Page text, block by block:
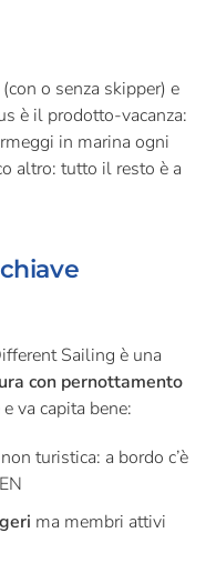
o senza skipper) e
è il prodotto-vacanza:
in marina ogni
altro: tutto il resto è a
Sailing è una
con pernottamento
va capita bene:
turistica: a bordo c’è
ma membri attivi